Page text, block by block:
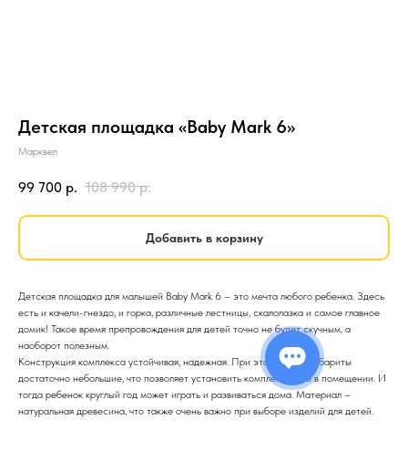
Детская площадка «Baby Mark 6»
Марквел
99 700 р. 108 990 р.
Добавить в корзину
Детская площадка для малышей Baby Mark 6 – это мечта любого ребенка. Здесь
есть и качели-гнездо, и горка, различные лестницы, скалолазка и самое главное
домик! Такое время препровождения для детей точно не будет скучным, а
наоборот полезным.
Конструкция комплекса устойчивая, надежная. При этом общие габариты
достаточно небольшие, что позволяет установить комплекс даже в помещении. И
тогда ребенок круглый год может играть и развиваться дома. Материал –
натуральная древесина, что также очень важно при выборе изделий для детей.